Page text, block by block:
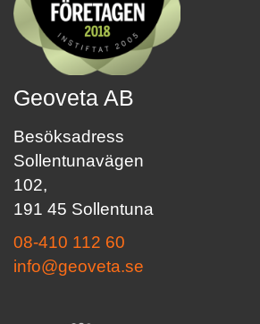
Geoveta AB
Besöksadress
Sollentunavägen
102,
191 45 Sollentuna
08-410 112 60
info@geoveta.se